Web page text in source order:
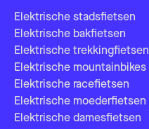
Elektrische stadsfietsen
Elektrische bakfietsen
Elektrische trekkingfietsen
Elektrische mountainbikes
Elektrische racefietsen
Elektrische moederfietsen
Elektrische damesfietsen